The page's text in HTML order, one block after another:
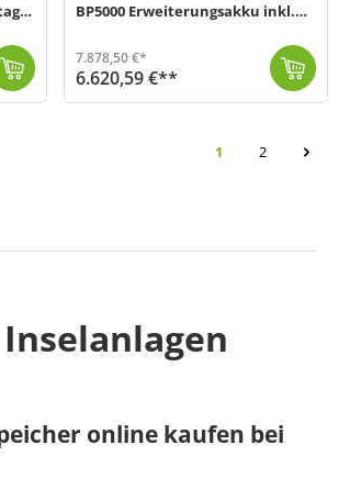
BP5000 Erweiterungsakku inkl.
7.878,50 €*
6.620,59 €**
Seite
1 Seite
2
online kaufen bei